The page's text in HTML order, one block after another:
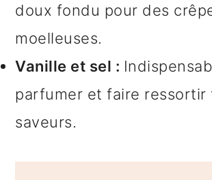
doux fondu pour des
moelleuses.
Vanille et sel :
parfumer et faire ressortir
saveurs.